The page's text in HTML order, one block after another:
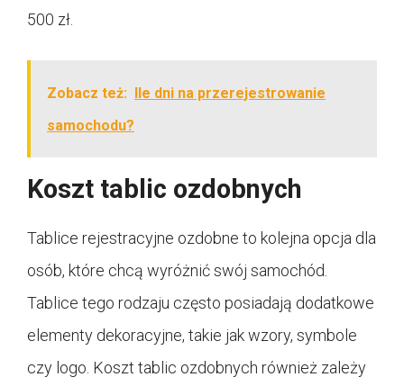
500 zł.
Zobacz też: Ile dni na przerejestrowanie
samochodu?
Koszt tablic ozdobnych
Tablice rejestracyjne ozdobne to kolejna opcja dla
osób, które chcą wyróżnić swój samochód.
Tablice tego rodzaju często posiadają dodatkowe
elementy dekoracyjne, takie jak wzory, symbole
czy logo. Koszt tablic ozdobnych również zależy